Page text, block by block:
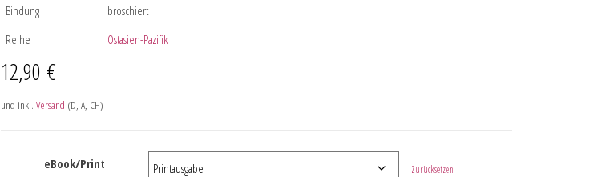
Bindung
broschiert
Reihe
Ostasien-Pazifik
12,90 €
und inkl. Versand (D, A, CH)
eBook/Print Zurücksetzen